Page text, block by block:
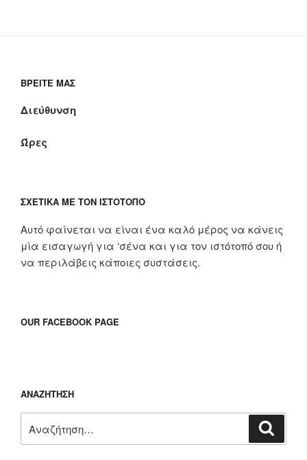
ΒΡΕΊΤΕ ΜΑΣ
Διεύθυνση
Ώρες
ΣΧΕΤΙΚΆ ΜΕ ΤΟΝ ΙΣΤΌΤΟΠΟ
Αυτό φαίνεται να είναι ένα καλό μέρος να κάνεις
μία εισαγωγή για ‘σένα και για τον ιστότοπό σου ή
να περιλάβεις κάποιες συστάσεις.
OUR FACEBOOK PAGE
ΑΝΑΖΉΤΗΣΗ
για: